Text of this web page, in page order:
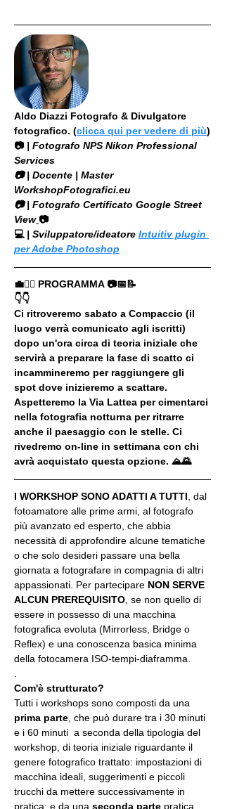
Aldo Diazzi Fotografo & Divulgatore
fotografico. (clicca qui per vedere di più)
📷 | Fotografo NPS Nikon Professional
Services
​📷 | Docente | Master
WorkshopFotografici.eu
📷 | Fotografo Certificato Google Street
View 📷
💻 | Sviluppatore/ideatore Intuitiv plugin
per Adobe Photoshop
💼🚶‍♂️ PROGRAMMA 📷📅📝
👇👇
Ci ritroveremo sabato a Compaccio (il
luogo verrà comunicato agli iscritti)
dopo un'ora circa di teoria iniziale che
servirà a preparare la fase di scatto ci
incammineremo per raggiungere gli
spot dove inizieremo a scattare.
Aspetteremo la Via Lattea per cimentarci
nella fotografia notturna per ritrarre
anche il paesaggio con le stelle. Ci
rivedremo on-line in settimana con chi
avrà acquistato questa opzione. ⛰🌄
I WORKSHOP SONO ADATTI A TUTTI , dal
fotoamatore alle prime armi, al fotografo
più avanzato ed esperto, che abbia
necessità di approfondire alcune tematiche
o che solo desideri passare una bella
giornata a fotografare in compagnia di altri
appassionati. Per partecipare NON SERVE
ALCUN PREREQUISITO , se non quello di
essere in possesso di una macchina
fotografica evoluta (Mirrorless, Bridge o
Reflex) e una conoscenza basica minima
della fotocamera ISO-tempi-diaframma.
Com'è strutturato?
Tutti i workshops sono composti da una
prima parte , che può durare tra i 30 minuti
e i 60 minuti  a seconda della tipologia del
workshop, di teoria iniziale riguardante il
genere fotografico trattato: impostazioni di
macchina ideali, suggerimenti e piccoli
trucchi da mettere successivamente in
pratica; e da una seconda parte pratica